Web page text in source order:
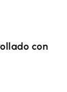
con